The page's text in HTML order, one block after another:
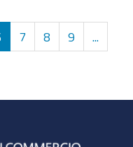
7 8 9